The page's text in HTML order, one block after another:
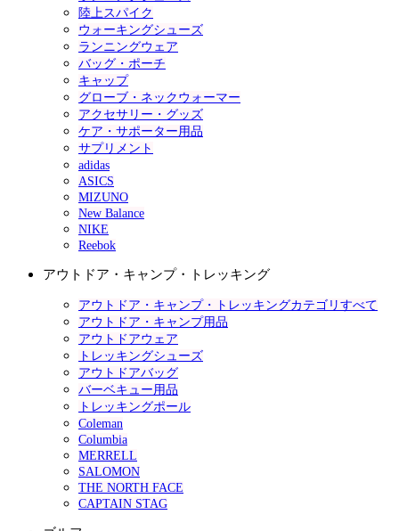
陸上スパイク
ウォーキングシューズ
ランニングウェア
バッグ・ポーチ
キャップ
グローブ・ネックウォーマー
アクセサリー・グッズ
ケア・サポーター用品
サプリメント
adidas
ASICS
MIZUNO
New Balance
NIKE
Reebok
アウトドア・キャンプ・トレッキング
アウトドア・キャンプ・トレッキングカテゴリすべて
アウトドア・キャンプ用品
アウトドアウェア
トレッキングシューズ
アウトドアバッグ
バーベキュー用品
トレッキングポール
Coleman
Columbia
MERRELL
SALOMON
THE NORTH FACE
CAPTAIN STAG